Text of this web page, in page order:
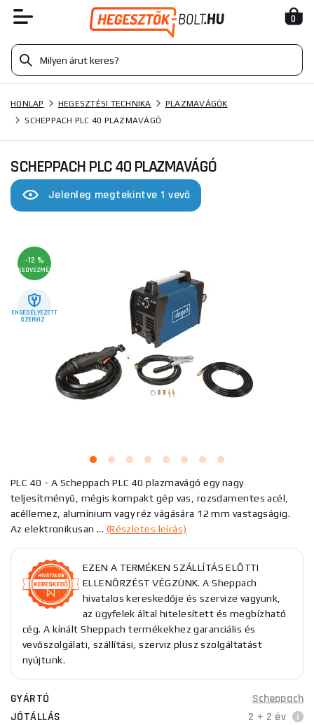
0
HONLAP HEGESZTÉSI TECHNIKA
PLAZMAVÁGÓK
SCHEPPACH PLC 40 PLAZMAVÁGÓ
SCHEPPACH PLC 40 PLAZMAVÁGÓ
Jelenleg megtekintve 1 vevő
-12 %
KEDVEZMÉNY
ENGEDÉLYEZETT
SZERVIZ
PLC 40 - A Scheppach PLC 40 plazmavágó egy nagy
teljesítményű, mégis kompakt gép vas, rozsdamentes acél,
acéllemez, alumínium vagy réz vágására 12 mm vastagságig.
Az elektronikusan ... (Részletes leírás)
EZEN A TERMÉKEN SZÁLLÍTÁS ELŐTTI
ELLENŐRZÉST VÉGZÜNK. A Sheppach
hivatalos kereskedője és szervize vagyunk,
az ügyfelek által hitelesített és megbízható
cég. A kínált Sheppach termékekhez garanciális és
vevőszolgálati, szállítási, szerviz plusz szolgáltatást
nyújtunk.
GYÁRTÓ
Scheppach
JÓTÁLLÁS
2 + 2 év